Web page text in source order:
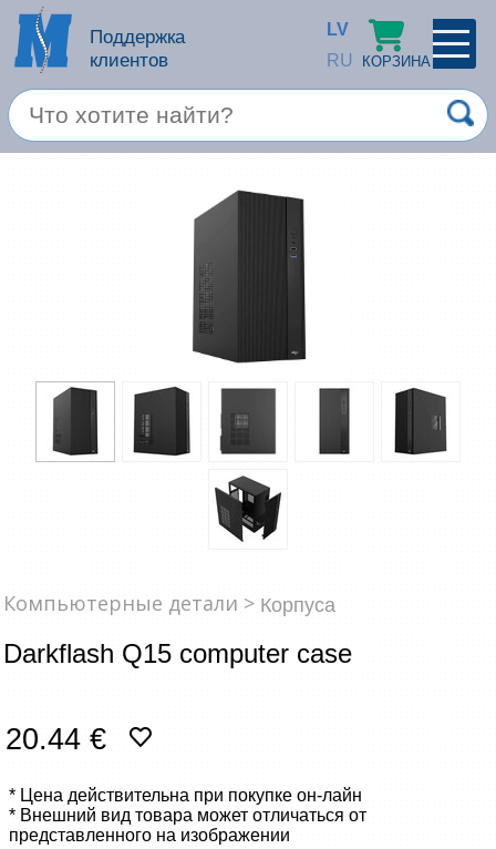
Поддержка
клиентов
LV
RU
КОРЗИНА
Зарегестрироваться
Запомнить
Забыли пароль?
Продукция apple
Компьютерная техника
Компьютерные аксессуары
Товары для офиса
Renewd техника, Outlet
Компьютерные детали > Корпуса
Darkflash Q15 computer case
20.44 €
* Цена действительна при покупке он-лайн
* Внешний вид товара может отличаться от
представленного на изображении